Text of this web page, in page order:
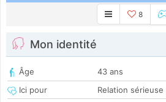
8
Mon identité
Âge
43 ans
Ici pour
Relation sérieuse